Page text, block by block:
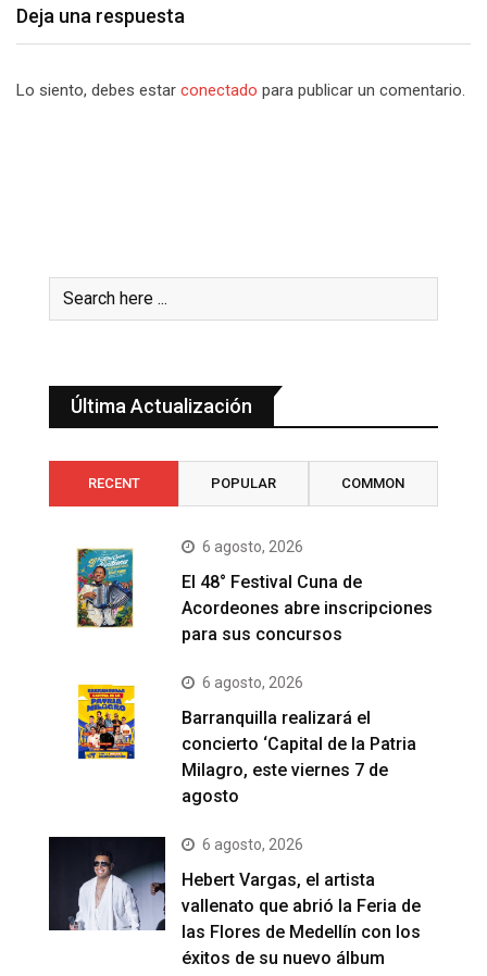
Deja una respuesta
Lo siento, debes estar conectado para publicar un comentario.
Última Actualización
RECENT POPULAR COMMON
6 agosto, 2026
El 48° Festival Cuna de
Acordeones abre inscripciones
para sus concursos
6 agosto, 2026
Barranquilla realizará el
concierto ‘Capital de la Patria
Milagro, este viernes 7 de
agosto
6 agosto, 2026
Hebert Vargas, el artista
vallenato que abrió la Feria de
las Flores de Medellín con los
éxitos de su nuevo álbum